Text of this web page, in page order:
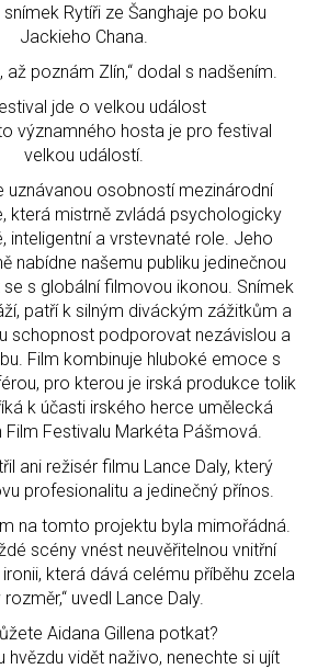
Rytíři ze Šanghaje po boku
Jackieho Chana.
až poznám Zlín,“ dodal s nadšením.
jde o velkou událost
významného hosta je pro festival
velkou událostí.
uznávanou osobností mezinárodní
která mistrně zvládá psychologicky
inteligentní a vrstevnaté role. Jeho
nabídne našemu publiku jedinečnou
s globální filmovou ikonou. Snímek
patří k silným diváckým zážitkům a
schopnost podporovat nezávislou a
Film kombinuje hluboké emoce s
pro kterou je irská produkce tolik
k účasti irského herce umělecká
Film Festivalu Markéta Pášmová.
ani režisér filmu Lance Daly, který
profesionalitu a jedinečný přínos.
na tomto projektu byla mimořádná.
scény vnést neuvěřitelnou vnitřní
která dává celému příběhu zcela
uvedl Lance Daly.
Aidana Gillena potkat?
hvězdu vidět naživo, nenechte si ujít